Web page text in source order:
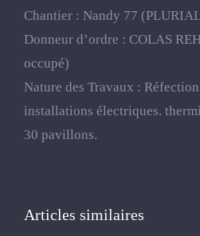
Chantier : Nandy 77
Donneur d’ordre : COLAS
occupé)
Nature des Travaux :
installations électriques.
30 pavillons.
Articles similaires